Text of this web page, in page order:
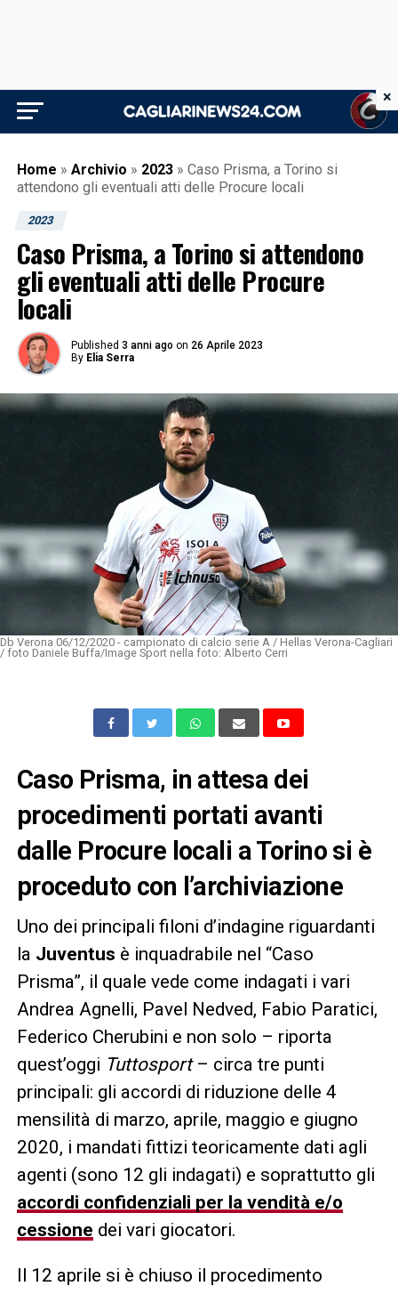
Home » Archivio » 2023 » Caso Prisma, a Torino si
attendono gli eventuali atti delle Procure locali
2023
Caso Prisma, a Torino si attendono
gli eventuali atti delle Procure
locali
Published 3 anni ago on 26 Aprile 2023
By Elia Serra
Db Verona 06/12/2020 - campionato di calcio serie A / Hellas Verona-Cagliari
/ foto Daniele Buffa/Image Sport nella foto: Alberto Cerri
Caso Prisma, in attesa dei
procedimenti portati avanti
dalle Procure locali a Torino si è
proceduto con l’archiviazione
Uno dei principali filoni d’indagine riguardanti
la Juventus è inquadrabile nel “Caso
Prisma”, il quale vede come indagati i vari
Andrea Agnelli, Pavel Nedved, Fabio Paratici,
Federico Cherubini e non solo – riporta
quest’oggi Tuttosport– circa tre punti
principali: gli accordi di riduzione delle 4
mensilità di marzo, aprile, maggio e giugno
2020, i mandati fittizi teoricamente dati agli
agenti (sono 12 gli indagati) e soprattutto gli
accordi confidenziali per la vendità e/o
cessione dei vari giocatori.
Il 12 aprile si è chiuso il procedimento
×